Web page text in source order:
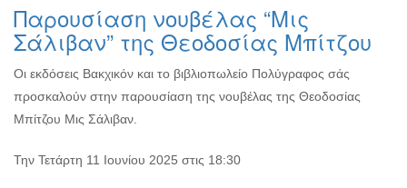
ΔΗΜΟΣ
ΠΟΛΙΤΙΣΜΟΣ
ΑΝΘΕΚΤΙΚΗ
ΠΟΛΗ
Παρουσίαση νουβέλας “Μις
Σάλιβαν” της Θεοδοσίας Μπίτζου
Οι εκδόσεις Βακχικόν και το βιβλιοπωλείο Πολύγραφος σάς
προσκαλούν στην παρουσίαση της νουβέλας της Θεοδοσίας
Μπίτζου Μις Σάλιβαν.
Την Τετάρτη 11 Ιουνίου 2025 στις 18:30